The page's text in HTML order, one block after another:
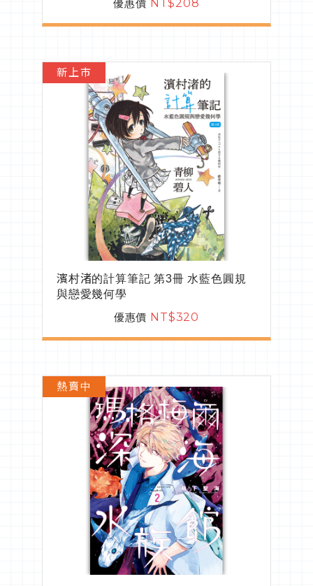
優惠價 NT$208
濱村渚的計算筆記 第3冊 水藍色圓規
與戀愛幾何學
優惠價 NT$320
新上市
熱賣中